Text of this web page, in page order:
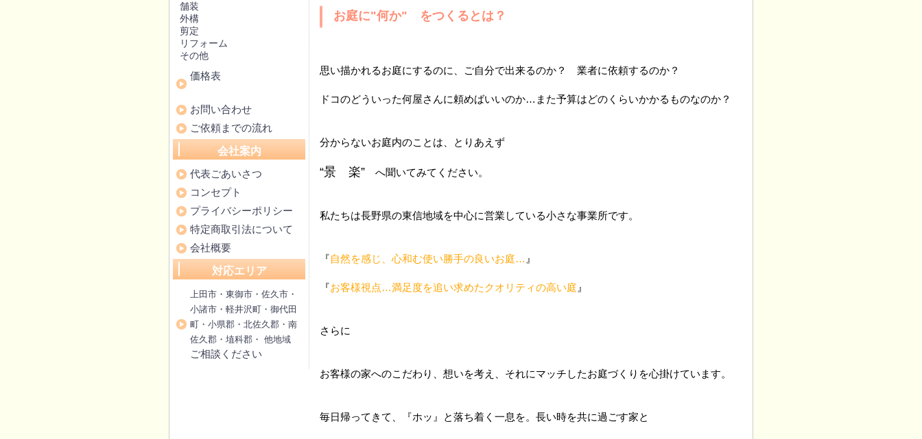
お庭に"何か" をつくるとは？
思い描かれるお庭にするのに、ご自分で出来るのか？ 業者に依頼するのか？
ドコのどういった何屋さんに頼めばいいのか…また予算はどのくらいかかるものなのか？
分からないお庭内のことは、とりあえず
“景 楽” へ聞いてみてください。
私たちは長野県の東信地域を中心に営業している小さな事業所です。
『自然を感じ、心和む使い勝手の良いお庭… 』
『お客様視点…満足度を追い求めたクオリティの高い庭 』
さらに
お客様の家へのこだわり、想いを考え、それにマッチしたお庭づくりを心掛けています。
毎日帰ってきて、『ホッ』と落ち着く一息を。長い時を共に過ごす家と
舗装
外構
剪定
リフォーム
その他
価格表
お問い合わせ
ご依頼までの流れ
会社案内
代表ごあいさつ
コンセプト
プライバシーポリシー
特定商取引法について
会社概要
対応エリア
上田市・東御市・佐久市・
小諸市・軽井沢町・御代田
町・小県郡・北佐久郡・南
佐久郡・埴科郡・ 他地域
ご相談ください